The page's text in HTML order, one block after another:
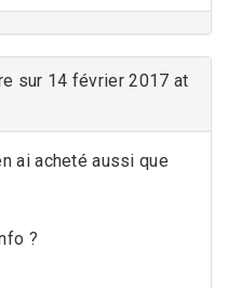
sur 14 février 2017 at
ai acheté aussi que
?